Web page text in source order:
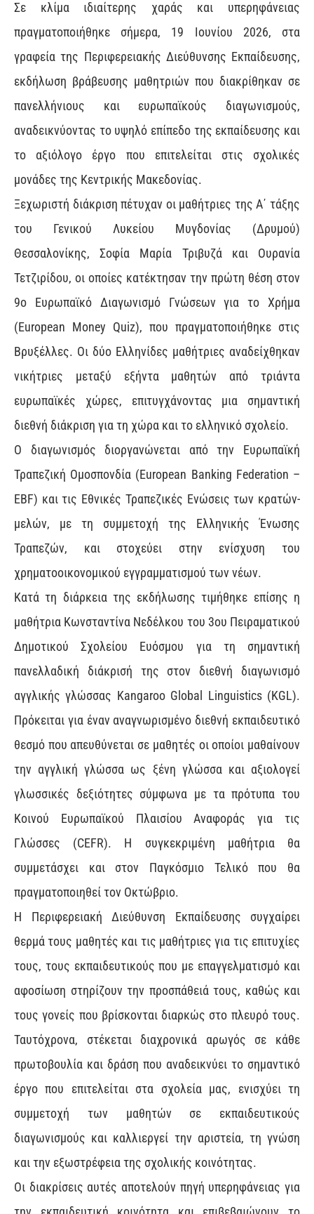
Σε κλίμα ιδιαίτερης χαράς και υπερηφάνειας
πραγματοποιήθηκε σήμερα, 19 Ιουνίου 2026, στα
γραφεία της Περιφερειακής Διεύθυνσης Εκπαίδευσης,
εκδήλωση βράβευσης μαθητριών που διακρίθηκαν σε
πανελλήνιους και ευρωπαϊκούς διαγωνισμούς,
αναδεικνύοντας το υψηλό επίπεδο της εκπαίδευσης και
το αξιόλογο έργο που επιτελείται στις σχολικές
μονάδες της Κεντρικής Μακεδονίας.
Ξεχωριστή διάκριση πέτυχαν οι μαθήτριες της Α΄ τάξης
του Γενικού Λυκείου Μυγδονίας (Δρυμού)
Θεσσαλονίκης, Σοφία Μαρία Τριβυζά και Ουρανία
Τετζιρίδου, οι οποίες κατέκτησαν την πρώτη θέση στον
9ο Ευρωπαϊκό Διαγωνισμό Γνώσεων για το Χρήμα
(European Money Quiz), που πραγματοποιήθηκε στις
Βρυξέλλες. Οι δύο Ελληνίδες μαθήτριες αναδείχθηκαν
νικήτριες μεταξύ εξήντα μαθητών από τριάντα
ευρωπαϊκές χώρες, επιτυγχάνοντας μια σημαντική
διεθνή διάκριση για τη χώρα και το ελληνικό σχολείο.
Ο διαγωνισμός διοργανώνεται από την Ευρωπαϊκή
Τραπεζική Ομοσπονδία (European Banking Federation –
EBF) και τις Εθνικές Τραπεζικές Ενώσεις των κρατών-
μελών, με τη συμμετοχή της Ελληνικής Ένωσης
Τραπεζών, και στοχεύει στην ενίσχυση του
χρηματοοικονομικού εγγραμματισμού των νέων.
Κατά τη διάρκεια της εκδήλωσης τιμήθηκε επίσης η
μαθήτρια Κωνσταντίνα Νεδέλκου του 3ου Πειραματικού
Δημοτικού Σχολείου Ευόσμου για τη σημαντική
πανελλαδική διάκρισή της στον διεθνή διαγωνισμό
αγγλικής γλώσσας Kangaroo Global Linguistics (KGL).
Πρόκειται για έναν αναγνωρισμένο διεθνή εκπαιδευτικό
θεσμό που απευθύνεται σε μαθητές οι οποίοι μαθαίνουν
την αγγλική γλώσσα ως ξένη γλώσσα και αξιολογεί
γλωσσικές δεξιότητες σύμφωνα με τα πρότυπα του
Κοινού Ευρωπαϊκού Πλαισίου Αναφοράς για τις
Γλώσσες (CEFR). Η συγκεκριμένη μαθήτρια θα
συμμετάσχει και στον Παγκόσμιο Τελικό που θα
πραγματοποιηθεί τον Οκτώβριο.
Η Περιφερειακή Διεύθυνση Εκπαίδευσης συγχαίρει
θερμά τους μαθητές και τις μαθήτριες για τις επιτυχίες
τους, τους εκπαιδευτικούς που με επαγγελματισμό και
αφοσίωση στηρίζουν την προσπάθειά τους, καθώς και
τους γονείς που βρίσκονται διαρκώς στο πλευρό τους.
Ταυτόχρονα, στέκεται διαχρονικά αρωγός σε κάθε
πρωτοβουλία και δράση που αναδεικνύει το σημαντικό
έργο που επιτελείται στα σχολεία μας, ενισχύει τη
συμμετοχή των μαθητών σε εκπαιδευτικούς
διαγωνισμούς και καλλιεργεί την αριστεία, τη γνώση
και την εξωστρέφεια της σχολικής κοινότητας.
Οι διακρίσεις αυτές αποτελούν πηγή υπερηφάνειας για